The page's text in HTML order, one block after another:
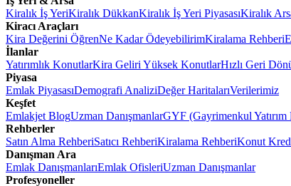
Kiralık İş YeriKiralık DükkanKiralık İş Yeri PiyasasıKiralık
Kiracı Araçları
Kira Değerini ÖğrenNe Kadar ÖdeyebilirimKiralama Rehberi
İlanlar
Yatırımlık KonutlarKira Geliri Yüksek KonutlarHızlı Geri
Piyasa
Emlak PiyasasıDemografi AnaliziDeğer HaritalarıVerilerimiz
Keşfet
Emlakjet BlogUzman DanışmanlarGYF (Gayrimenkul Yatırım
Rehberler
Satın Alma RehberiSatıcı RehberiKiralama RehberiKonut
Danışman Ara
Emlak DanışmanlarıEmlak OfisleriUzman Danışmanlar
Profesyoneller